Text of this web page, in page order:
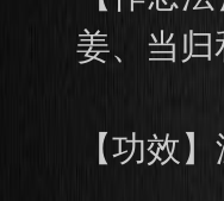
姜、当
【功效